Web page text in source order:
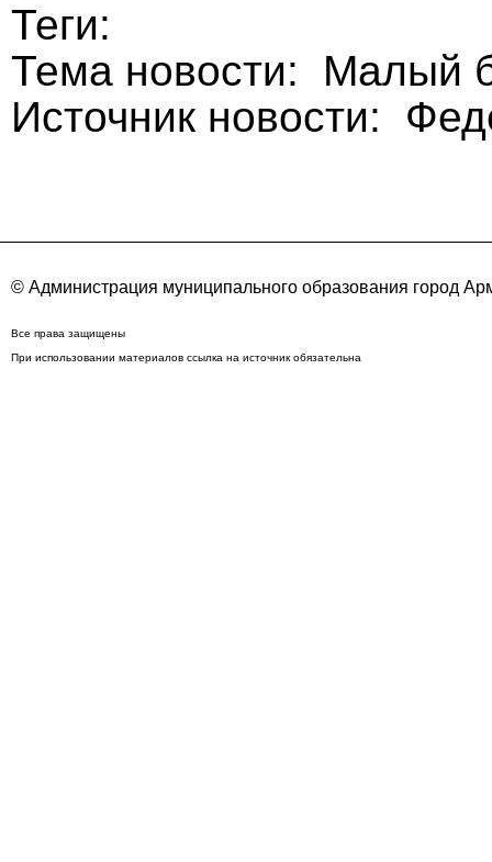
Теги:
Тема новости: Малый
Источник новости:
© Администрация муниципального образования город
Все права защищены
При использовании материалов ссылка на источник обязательна